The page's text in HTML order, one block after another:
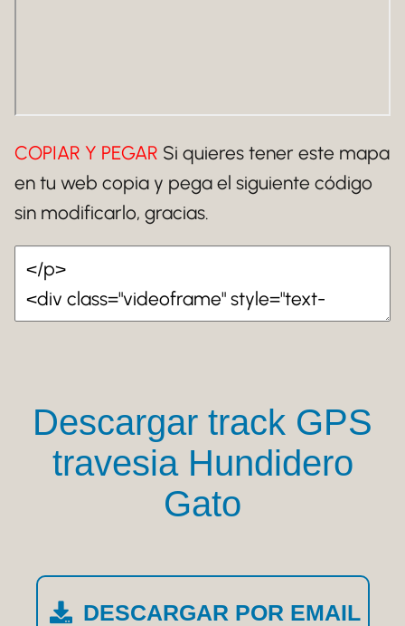
COPIAR Y PEGAR Si quieres tener este mapa
en tu web copia y pega el siguiente código
sin modificarlo, gracias.
Descargar track GPS
travesia Hundidero
Gato
DESCARGAR POR EMAIL